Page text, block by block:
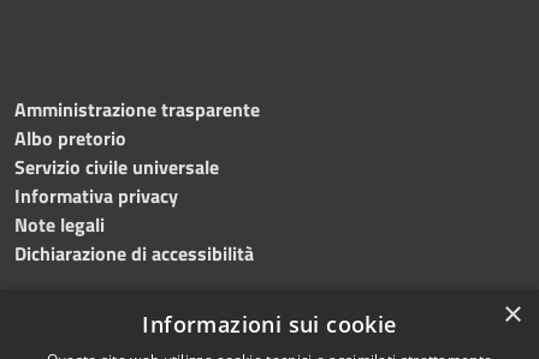
Amministrazione trasparente
Albo pretorio
Servizio civile universale
Informativa privacy
Note legali
Dichiarazione di accessibilità
×
Informazioni sui cookie